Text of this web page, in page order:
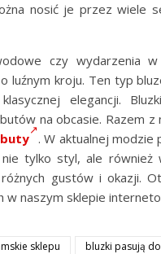
nosić je przez wiele
czy wydarzenia
o luźnym kroju. Ten typ
elegancji.
na obcasie. Razem
buty . W aktualnej modzie
tylko styl, ale
gustów i okazji.
w naszym sklepie
sklepu bluzki pasują do